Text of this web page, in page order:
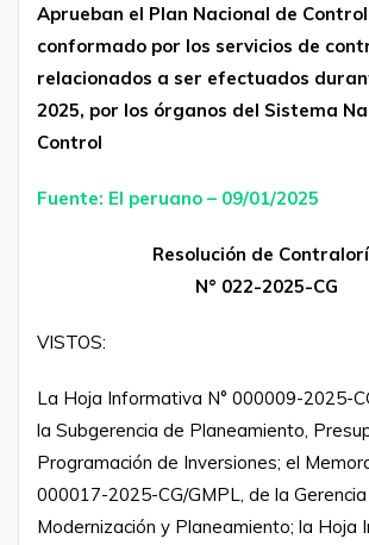
Aprueban el Plan Nacional de
conformado por los servicios de
relacionados a ser efectuados
2025, por los órganos del Sistema
Control
Fuente: El peruano – 09/01/2025
Resolución de
N° 022-2025-CG
VISTOS:
La Hoja Informativa N° 000009-2025-
la Subgerencia de Planeamiento,
Programación de Inversiones; el
000017-2025-CG/GMPL, de la
Modernización y Planeamiento; la Hoja